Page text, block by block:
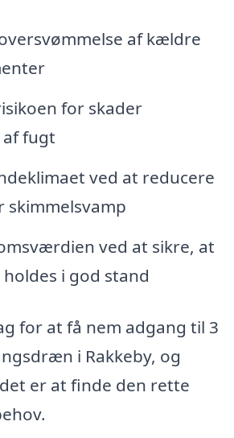
af kældre
for skader
fugt
ved at reducere
skimmelsvamp
ved at sikre, at
i god stand
for at få nem adgang til 3
i Rakkeby, og
er at finde den rette